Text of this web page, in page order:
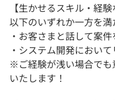
【生かせるスキル・経験
以下のいずれか一方を
・お客さまと話して案
・システム開発におい
※ご経験が浅い場合でも
いたします！